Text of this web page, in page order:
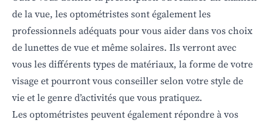
de la vue, les optométristes sont également les
professionnels adéquats pour vous aider dans vos choix
de lunettes de vue et même solaires. Ils verront avec
vous les différents types de matériaux, la forme de votre
visage et pourront vous conseiller selon votre style de
vie et le genre d’activités que vous pratiquez.
Les optométristes peuvent également répondre à vos